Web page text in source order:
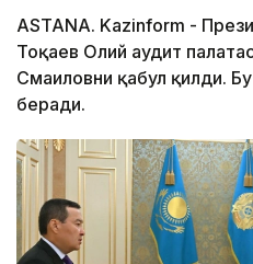
ASTANA. Kazinform -
Тоқаев Олий аудит
Смаиловни қабул қилди.
беради.